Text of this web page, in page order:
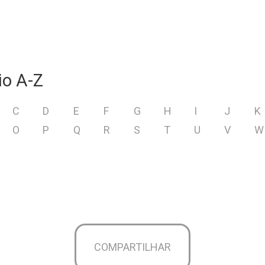
A-Z
C D E F G H I J
K
O P Q R S T U V
W
COMPARTILHAR